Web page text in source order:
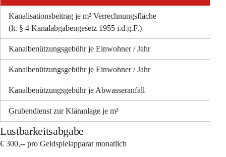
Kanalisationsbeitrag je m² Verrechnungsfläche
(lt. § 4 Kanalabgabengesetz 1955 i.d.g.F.)
Kanalbenützungsgebühr je Einwohner / Jahr
Kanalbenützungsgebühr je Einwohner / Jahr
Kanalbenützungsgebühr je Abwasseranfall
Grubendienst zur Kläranlage je m³
Lustbarkeitsabgabe
€ 300,-- pro Geldspielapparat monatlich